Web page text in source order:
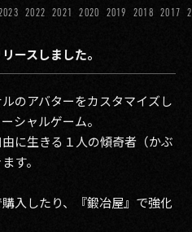
カン
ム
チャ
ディア
ント
2022 2021 2020 2019 2018 2017
ースしました。
のアバターをカスタマイズし
シャルゲーム。
に生きる１人の傾奇者（かぶ
す。
入したり、『鍛冶屋』で強化